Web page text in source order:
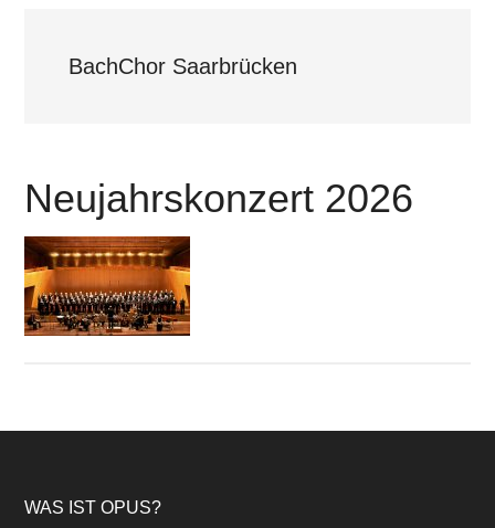
BachChor Saarbrücken
Neujahrskonzert 2026
Footer
WAS IST OPUS?